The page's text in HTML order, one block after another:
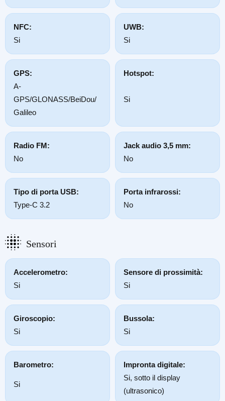
NFC:
Si
UWB:
Si
GPS:
A-
GPS/GLONASS/BeiDou/
Galileo
Hotspot:
Si
Radio FM:
No
Jack audio 3,5 mm:
No
Tipo di porta USB:
Type-C 3.2
Porta infrarossi:
No
Sensori
Accelerometro:
Si
Sensore di prossimità:
Si
Giroscopio:
Si
Bussola:
Si
Barometro:
Si
Impronta digitale:
Si, sotto il display
(ultrasonico)